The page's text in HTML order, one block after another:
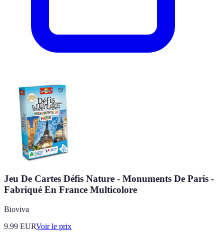
Jeu De Cartes Défis Nature - Monuments De Paris -
Fabriqué En France Multicolore
Bioviva
9.99 EURVoir le prix